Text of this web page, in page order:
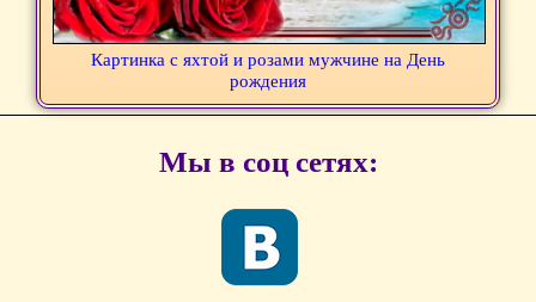
Картинка с яхтой и розами мужчине на День
рождения
Мы в соц сетях: